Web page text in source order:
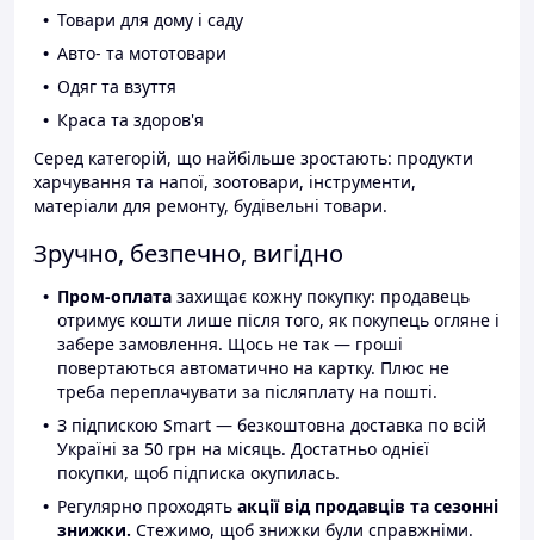
Товари для дому і саду
Авто- та мототовари
Одяг та взуття
Краса та здоров'я
Серед категорій, що найбільше зростають: продукти
харчування та напої, зоотовари, інструменти,
матеріали для ремонту, будівельні товари.
Зручно, безпечно, вигідно
Пром-оплата захищає кожну покупку: продавець
отримує кошти лише після того, як покупець огляне і
забере замовлення. Щось не так — гроші
повертаються автоматично на картку. Плюс не
треба переплачувати за післяплату на пошті.
З підпискою Smart — безкоштовна доставка по всій
Україні за 50 грн на місяць. Достатньо однієї
покупки, щоб підписка окупилась.
Регулярно проходять акції від продавців та сезонні
знижки. Стежимо, щоб знижки були справжніми.